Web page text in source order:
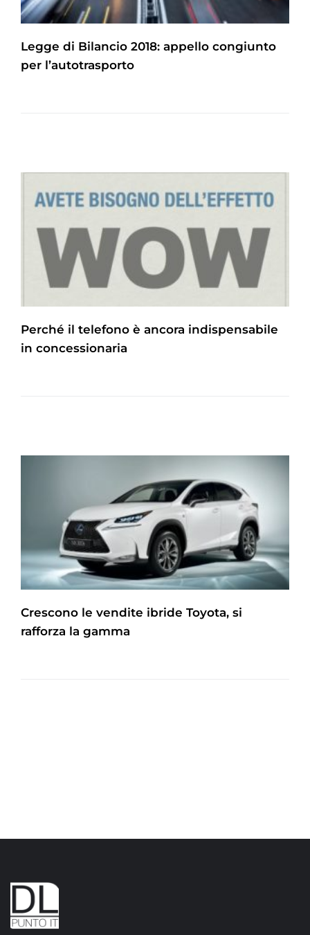
Legge di Bilancio 2018: appello congiunto
per l’autotrasporto
Perché il telefono è ancora indispensabile
in concessionaria
Crescono le vendite ibride Toyota, si
rafforza la gamma